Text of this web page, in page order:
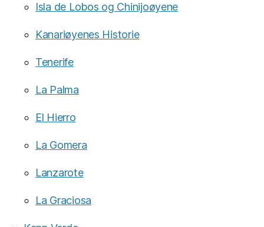
Isla de Lobos og Chinijoøyene
Kanariøyenes Historie
Tenerife
La Palma
El Hierro
La Gomera
Lanzarote
La Graciosa